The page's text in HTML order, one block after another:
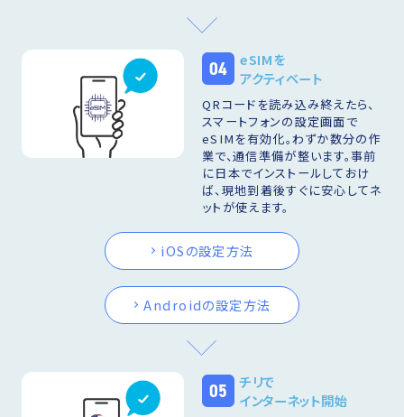
04
eSIMを
アクティベート
QRコードを読み込み終えたら、
スマートフォンの設定画面で
eSIMを有効化。わずか数分の作
業で、通信準備が整います。事前
に日本でインストールしておけ
ば、現地到着後すぐに安心してネ
ットが使えます。
iOSの設定方法
Androidの設定方法
05
チリで
インターネット開始